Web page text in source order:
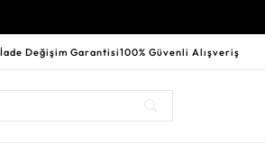
İade Değişim Garantisi100% Güvenli Alışveriş